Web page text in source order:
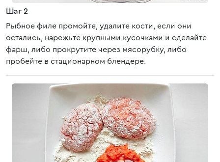
Шаг 2
Рыбное филе промойте, удалите кости, если они
остались, нарежьте крупными кусочками и сделайте
фарш, либо прокрутите через мясорубку, либо
пробейте в стационарном блендере.